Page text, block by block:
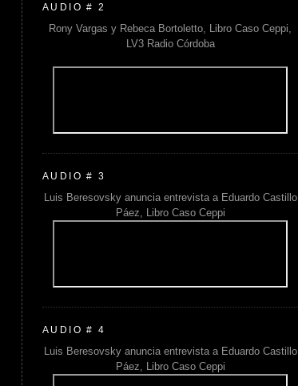
AUDIO # 2
Rony Vargas y Rebeca Bortoletto, Libro Caso Ceppi,
LV3 Radio Córdoba
AUDIO # 3
Luis Beresovsky anuncia entrevista a Eduardo Castillo
Páez, Libro Caso Ceppi
AUDIO # 4
Luis Beresovsky anuncia entrevista a Eduardo Castillo
Páez, Libro Caso Ceppi